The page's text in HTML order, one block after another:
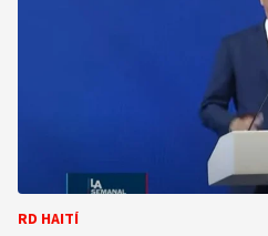
RD HAITÍ